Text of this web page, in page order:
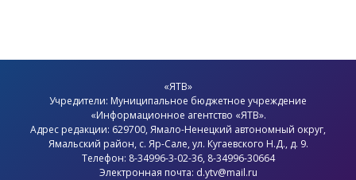
«ЯТВ»
Учредители: Муниципальное бюджетное учреждение
«Информационное агентство «ЯТВ».
Адрес редакции: 629700, Ямало-Ненецкий автономный округ,
Ямальский район, с. Яр-Сале, ул. Кугаевского Н.Д., д. 9.
Телефон: 8-34996-3-02-36, 8-34996-30664
Электронная почта: d.ytv@mail.ru